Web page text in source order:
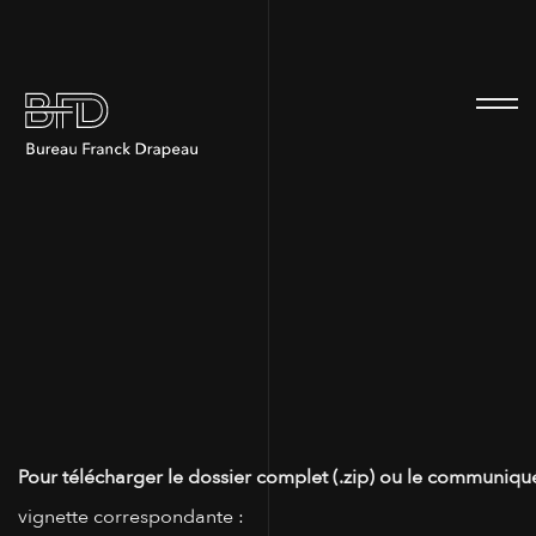
Pour télécharger le dossier complet (.zip) ou le
vignette correspondante :